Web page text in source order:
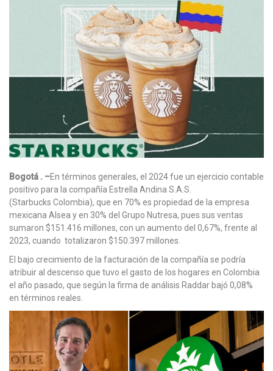
Bogotá . –En términos generales, el 2024 fue un ejercicio contable
positivo para la compañía Estrella Andina S.A.S.
(Starbucks Colombia), que en 70% es propiedad de la empresa
mexicana Alsea y en 30% del Grupo Nutresa, pues sus ventas
sumaron $151.416 millones, con un aumento del 0,67%, frente al
2023, cuando totalizaron $150.397 millones.
El bajo crecimiento de la facturación de la compañía se podría
atribuir al descenso que tuvo el gasto de los hogares en Colombia
el año pasado, que según la firma de análisis Raddar bajó 0,08%
en términos reales.